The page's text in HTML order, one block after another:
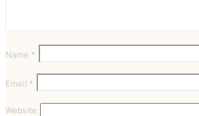
Name *
Email *
Website